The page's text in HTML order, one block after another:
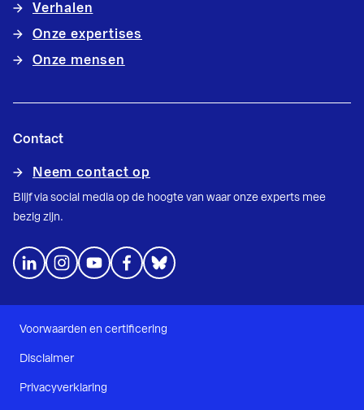
Verhalen
Onze expertises
Onze mensen
Contact
Neem contact op
Blijf via social media op de hoogte van waar onze experts mee
bezig zijn.
Voorwaarden en certificering
Disclaimer
Privacyverklaring